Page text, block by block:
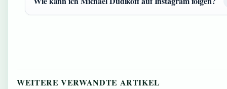
WEITERE VERWANDTE ARTIKEL